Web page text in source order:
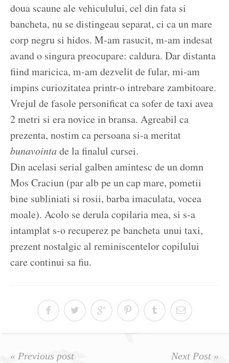
doua scaune ale vehiculului, cel din fata si
bancheta, nu se distingeau separat, ci ca un mare
corp negru si hidos. M-am rasucit, m-am indesat
avand o singura preocupare: caldura. Dar distanta
fiind maricica, m-am dezvelit de fular, mi-am
impins curiozitatea printr-o intrebare zambitoare.
Vrejul de fasole personificat ca sofer de taxi avea
2 metri si era novice in bransa. Agreabil ca
prezenta, nostim ca persoana si-a meritat
bunavointade la finalul cursei.
Din acelasi serial galben amintesc de un domn
Mos Craciun (par alb pe un cap mare, pometii
bine subliniati si rosii, barba imaculata, vocea
moale). Acolo se derula copilaria mea, si s-a
intamplat s-o recuperez pe bancheta unui taxi,
prezent nostalgic al reminiscentelor copilului
care continui sa fiu.
« Previous post Next Post »